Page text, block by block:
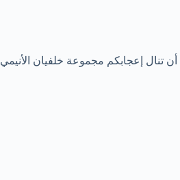
تنال إعجابكم مجموعة خلفيان الأنيمي